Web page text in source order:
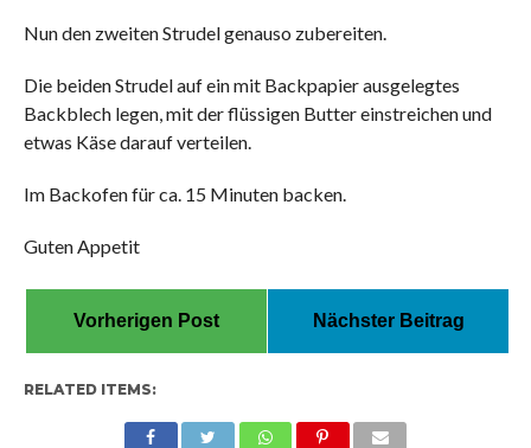
Nun den zweiten Strudel genauso zubereiten.
Die beiden Strudel auf ein mit Backpapier ausgelegtes
Backblech legen, mit der flüssigen Butter einstreichen und
etwas Käse darauf verteilen.
Im Backofen für ca. 15 Minuten backen.
Guten Appetit
Vorherigen Post Nächster Beitrag
RELATED ITEMS: